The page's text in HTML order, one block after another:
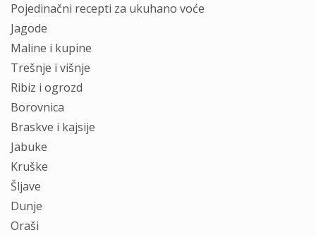
Pojedinačni recepti za ukuhano voće
Jagode
Maline i kupine
Trešnje i višnje
Ribiz i ogrozd
Borovnica
Braskve i kajsije
Jabuke
Kruške
Šljave
Dunje
Oraši